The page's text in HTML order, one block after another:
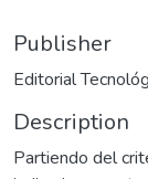
Publisher
Editorial
Description
Partiendo del